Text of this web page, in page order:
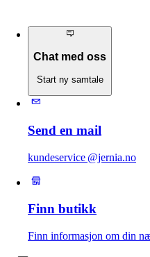
Chat med oss
Start ny samtale
Send en mail
kundeservice @jernia.no
Finn butikk
Finn informasjon om din